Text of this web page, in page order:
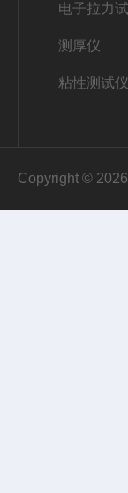
电子拉力
测厚仪
粘性测试
Copyright ©